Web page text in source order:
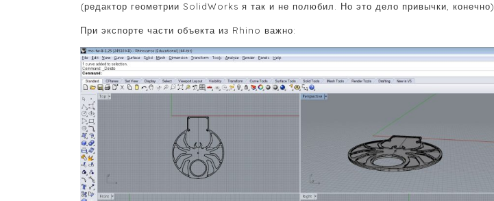
(редактор геометрии SolidWorks я так и не полюбил. Но это дело привычки, конечно).
При экспорте части объекта из Rhino важно: